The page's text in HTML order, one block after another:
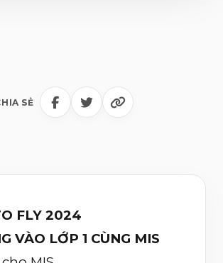
SẺ
FLY 2024
VÀO LỚP 1 CÙNG MIS